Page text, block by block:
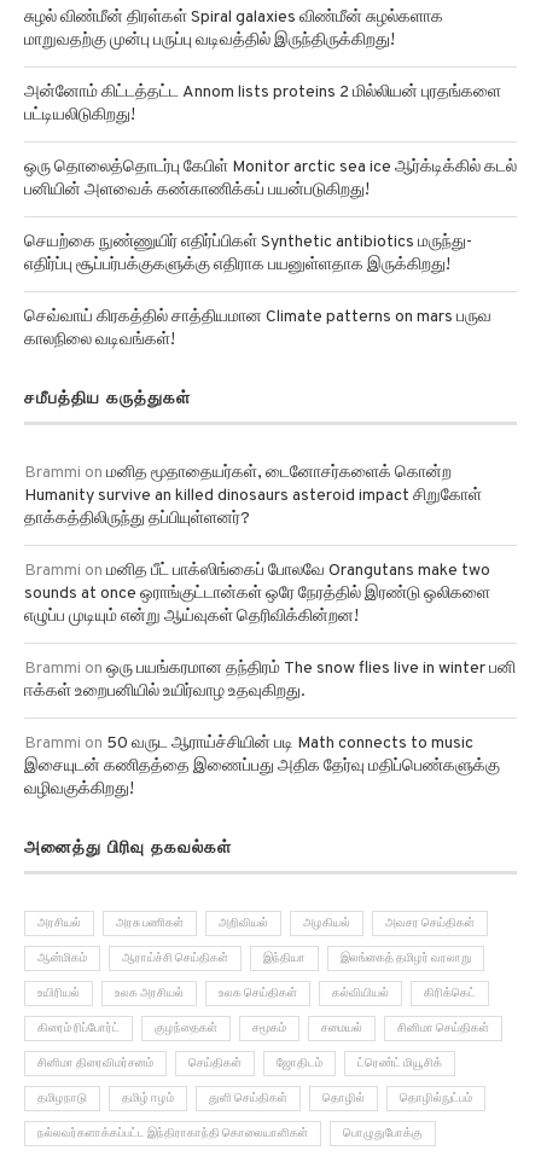
மாறுவதற்கு முன்பு பருப்பு வடிவத்தில் இருந்திருக்கிறது!
அன்னோம் கிட்டத்தட்ட Annom lists proteins 2 மில்லியன் புரதங்களை
பட்டியலிடுகிறது!
ஒரு தொலைத்தொடர்பு கேபிள் Monitor arctic sea ice ஆர்க்டிக்கில் கடல்
பனியின் அளவைக் கண்காணிக்கப் பயன்படுகிறது!
செயற்கை நுண்ணுயிர் எதிர்ப்பிகள் Synthetic antibiotics மருந்து-
எதிர்ப்பு சூப்பர்பக்குகளுக்கு எதிராக பயனுள்ளதாக இருக்கிறது!
செவ்வாய் கிரகத்தில் சாத்தியமான Climate patterns on mars பருவ
காலநிலை வடிவங்கள்!
Humanity survive an killed dinosaurs asteroid impact சிறுகோள்
தாக்கத்திலிருந்து தப்பியுள்ளனர்?
Brammionமனித பீட் பாக்ஸிங்கைப் போலவே Orangutans make two
sounds at once ஒராங்குட்டான்கள் ஒரே நேரத்தில் இரண்டு ஒலிகளை
எழுப்ப முடியும் என்று ஆய்வுகள் தெரிவிக்கின்றன!
Brammionஒரு பயங்கரமான தந்திரம் The snow flies live in winter பனி
ஈக்கள் உறைபனியில் உயிர்வாழ உதவுகிறது.
Brammion50 வருட ஆராய்ச்சியின் படி Math connects to music
இசையுடன் கணிதத்தை இணைப்பது அதிக தேர்வு மதிப்பெண்களுக்கு
வழிவகுக்கிறது!
ஆன்மிகம் ஆராய்ச்சி செய்திகள் இந்தியா இலங்கைத் தமிழர் வரலாறு
உயிரியல் உலக அரசியல் உலக செய்திகள் கல்வியியல் கிரிக்கெட்
கிரைம் ரிப்போர்ட் குழந்தைகள் சமூகம் சமையல் சினிமா செய்திகள்
சினிமா திரைவிமர்சனம் செய்திகள் ஜோதிடம் ட்ரெண்ட் மியூசிக்
தமிழநாடு தமிழ் ஈழம் துளி செய்திகள் தொழில் தொழில்நுட்பம்
நல்லவர்களாக்கப்பட்ட இந்திராகாந்தி கொலையாளிகள் பொழுதுபோக்கு
மருத்துவ செய்திகள் மருத்துவம் மாயமான இரகசியங்கள்